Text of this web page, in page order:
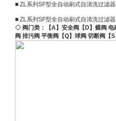
■ ZL系列SF型全自动刷式自清洗过滤
■ ZL系列SF型全自动刷式自清洗过滤
◇ 阀门类：【A】安全阀【D】蝶阀 电
阀 排污阀 平衡阀【Q】球阀 切断阀【